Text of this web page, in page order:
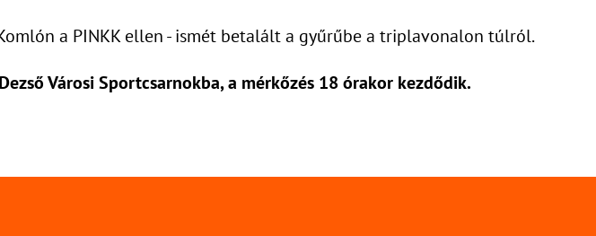
a PINKK ellen - ismét betalált a gyűrűbe a triplavonalon túlról.
Városi Sportcsarnokba, a mérkőzés 18 órakor kezdődik.